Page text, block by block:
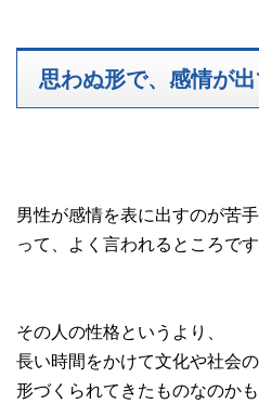
思わぬ形で、感情が出
男性が感情を表に出すのが苦
って、よく言われるところです
その人の性格というより、
長い時間をかけて文化や社会
形づくられてきたものなのかも